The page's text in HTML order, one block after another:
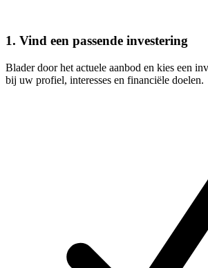
1. Vind een passende investering
Blader door het actuele aanbod en kies een
bij uw profiel, interesses en financiële doelen.